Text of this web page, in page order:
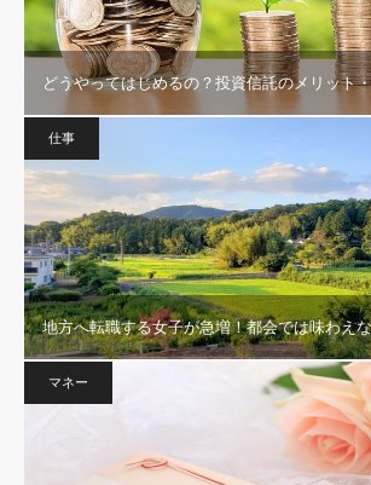
どうやってはじめるの？投資信託のメリット
仕事
地方へ転職する女子が急増！都会では味わえ
マネー